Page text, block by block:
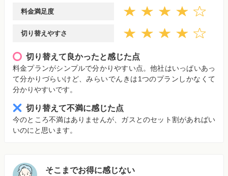
料金満足度
切り替えやすさ
切り替えて良かったと感じた点
料金プランがシンプルで分かりやすい点。他社はいっぱいあっ
て分かりづらいけど、みらいでんきは1つのプランしかなくて
分かりやすいです。
切り替えて不満に感じた点
今のところ不満はありませんが、ガスとのセット割があればい
いのにと思います。
そこまでお得に感じない